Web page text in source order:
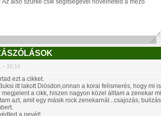
- 16:14
ezt a cikket.
itt lakott Diósdon,onnan a korai felismerés, hogy mi
megjelent a cikk, hiszen nagyon közel álltam a zenekar
azt, amit egy másik rock zenekarnál...csajozás,
a nevét!